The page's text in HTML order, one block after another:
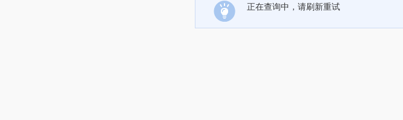
正在查询中，请刷新重试